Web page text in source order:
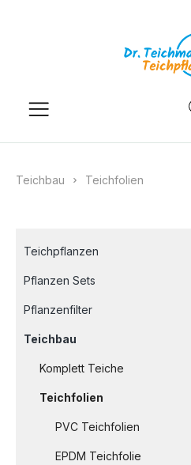
Teichbau Teichfolien
Teichpflanzen
Pflanzen Sets
Pflanzenfilter
Teichbau
Komplett Teiche
Teichfolien
PVC Teichfolien
EPDM Teichfolie